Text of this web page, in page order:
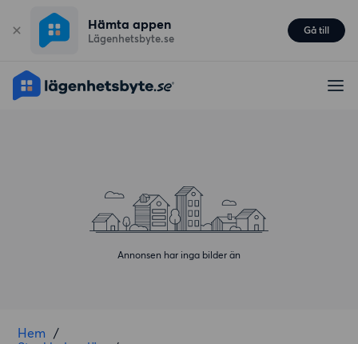
Hämta appen
Lägenhetsbyte.se
Gå till
Annonsen har inga bilder än
Hem /